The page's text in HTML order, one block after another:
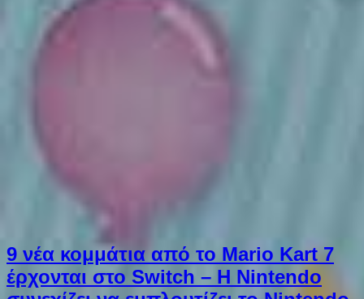
9 νέα κομμάτια από το Mario Kart 7
έρχονται στο Switch – Η Nintendo